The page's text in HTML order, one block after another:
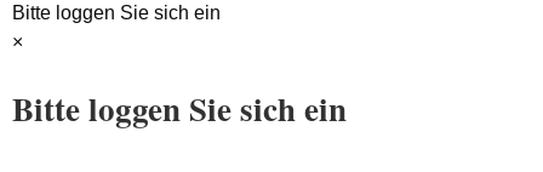
Bitte loggen Sie sich ein
×
Bitte loggen Sie sich ein